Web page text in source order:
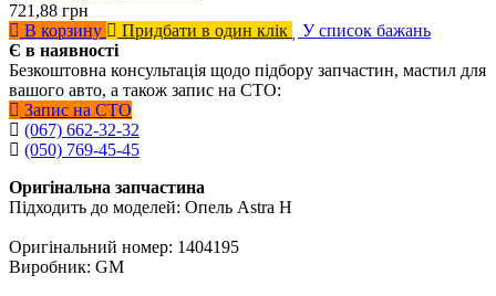
721,88 грн
В корзину
Придбати в один клік
У список бажань
Є в наявності
Безкоштовна консультація щодо підбору запчастин, мастил для
вашого авто, а також запис на СТО:
Запис на СТО
(067) 662-32-32
(050) 769-45-45
Оригінальна запчастина
Підходить до моделей: Опель Astra H
Оригінальний номер: 1404195
Виробник: GM